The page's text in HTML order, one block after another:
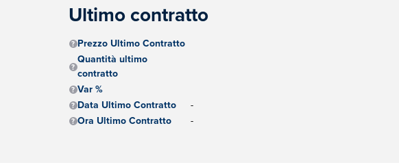
Ultimo contratto
Prezzo Ultimo Contratto
Quantità ultimo
contratto
Var %
Data Ultimo Contratto
-
Ora Ultimo Contratto -